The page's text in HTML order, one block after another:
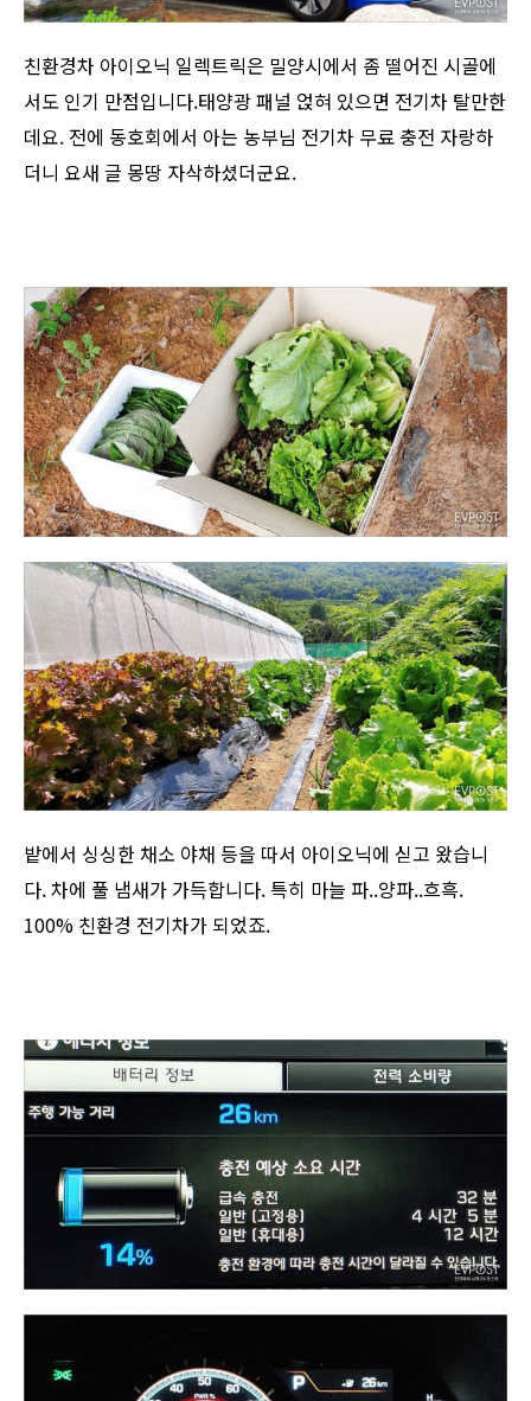
친환경차 아이오닉 일렉트릭은 밀양시에서 좀 떨어진 시골에
서도 인기 만점입니다.태양광 패널 얹혀 있으면 전기차 탈만한
데요. 전에 동호회에서 아는 농부님 전기차 무료 충전 자랑하
더니 요새 글 몽땅 자삭하셨더군요.
밭에서 싱싱한 채소 야채 등을 따서 아이오닉에 싣고 왔습니
다. 차에 풀 냄새가 가득합니다. 특히 마늘 파..양파..흐흑.
100% 친환경 전기차가 되었죠.